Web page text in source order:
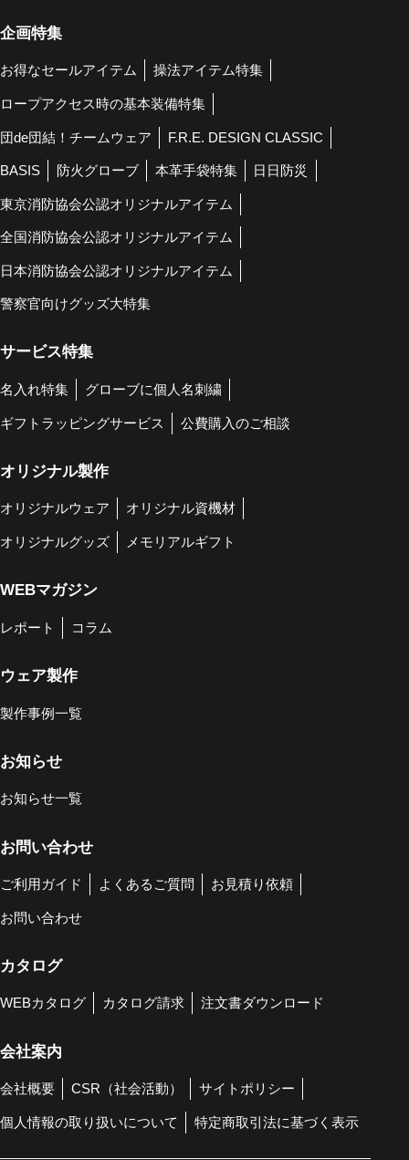
企画特集
お得なセールアイテム 操法アイテム特集
ロープアクセス時の基本装備特集
団de団結！チームウェア F.R.E. DESIGN CLASSIC
BASIS 防火グローブ 本革手袋特集 日日防災
東京消防協会公認オリジナルアイテム
全国消防協会公認オリジナルアイテム
日本消防協会公認オリジナルアイテム
警察官向けグッズ大特集
サービス特集
名入れ特集 グローブに個人名刺繍
ギフトラッピングサービス 公費購入のご相談
オリジナル製作
オリジナルウェア オリジナル資機材
オリジナルグッズ メモリアルギフト
WEBマガジン
レポート コラム
ウェア製作
製作事例一覧
お知らせ
お知らせ一覧
お問い合わせ
ご利用ガイド よくあるご質問 お見積り依頼
お問い合わせ
カタログ
WEBカタログ カタログ請求 注文書ダウンロード
会社案内
会社概要 CSR（社会活動） サイトポリシー
個人情報の取り扱いについて 特定商取引法に基づく表示